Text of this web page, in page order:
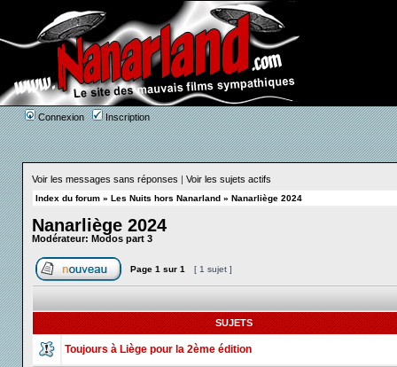
Connexion Inscription
Voir les messages sans réponses | Voir les sujets actifs
Index du forum » Les Nuits hors Nanarland » Nanarliège 2024
Nanarliège 2024
Modérateur: Modos part 3
Page 1 sur 1 [ 1 sujet ]
SUJETS
Toujours à Liège pour la 2ème édition